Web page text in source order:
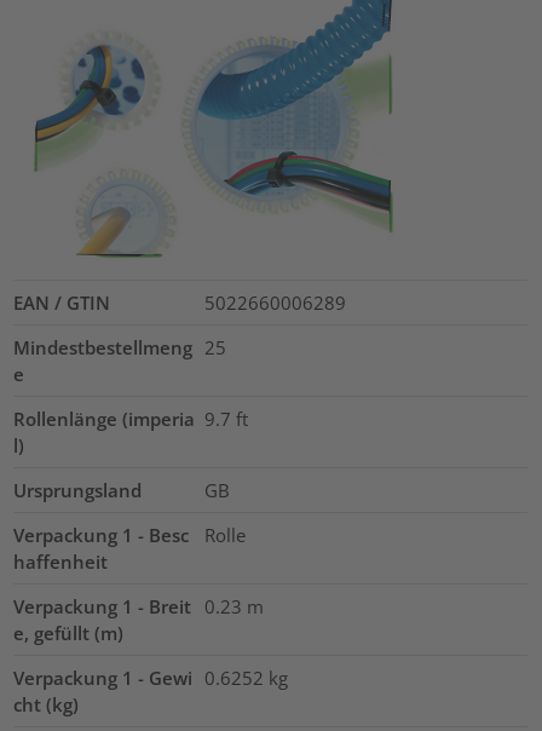
EAN / GTIN
5022660006289
Mindestbestellmeng
e
25
Rollenlänge (imperia
l)
9.7 ft
Ursprungsland
GB
Verpackung 1 - Besc
haffenheit
Rolle
Verpackung 1 - Breit
e, gefüllt (m)
0.23 m
Verpackung 1 - Gewi
cht (kg)
0.6252 kg